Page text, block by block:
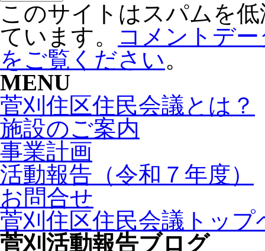
このサイトはスパムを
ています。
コメントデ
をご覧ください。
MENU
菅刈住区住民会議とは？
施設のご案内
事業計画
活動報告（令和７年度）
お問合せ
菅刈住区住民会議トップ
菅刈活動報告ブログ